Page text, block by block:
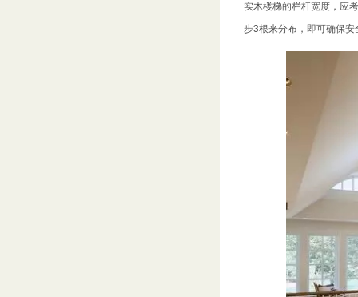
实木楼梯的栏杆宽度，应
步3根来分布，即可确保安